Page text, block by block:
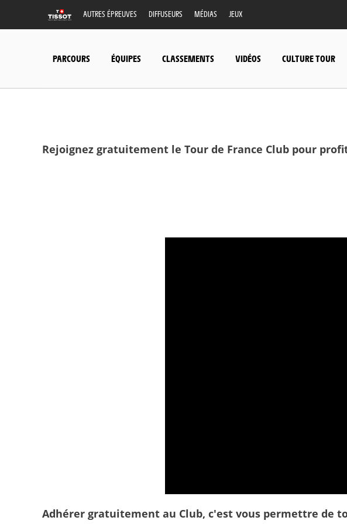
AUTRES ÉPREUVES DIFFUSEURS MÉDIAS JEUX
PARCOURS ÉQUIPES CLASSEMENTS VIDÉOS CULTURE TOUR
Rejoignez gratuitement le Tour de France Club pour
Adhérer gratuitement au Club, c'est vous permettre de